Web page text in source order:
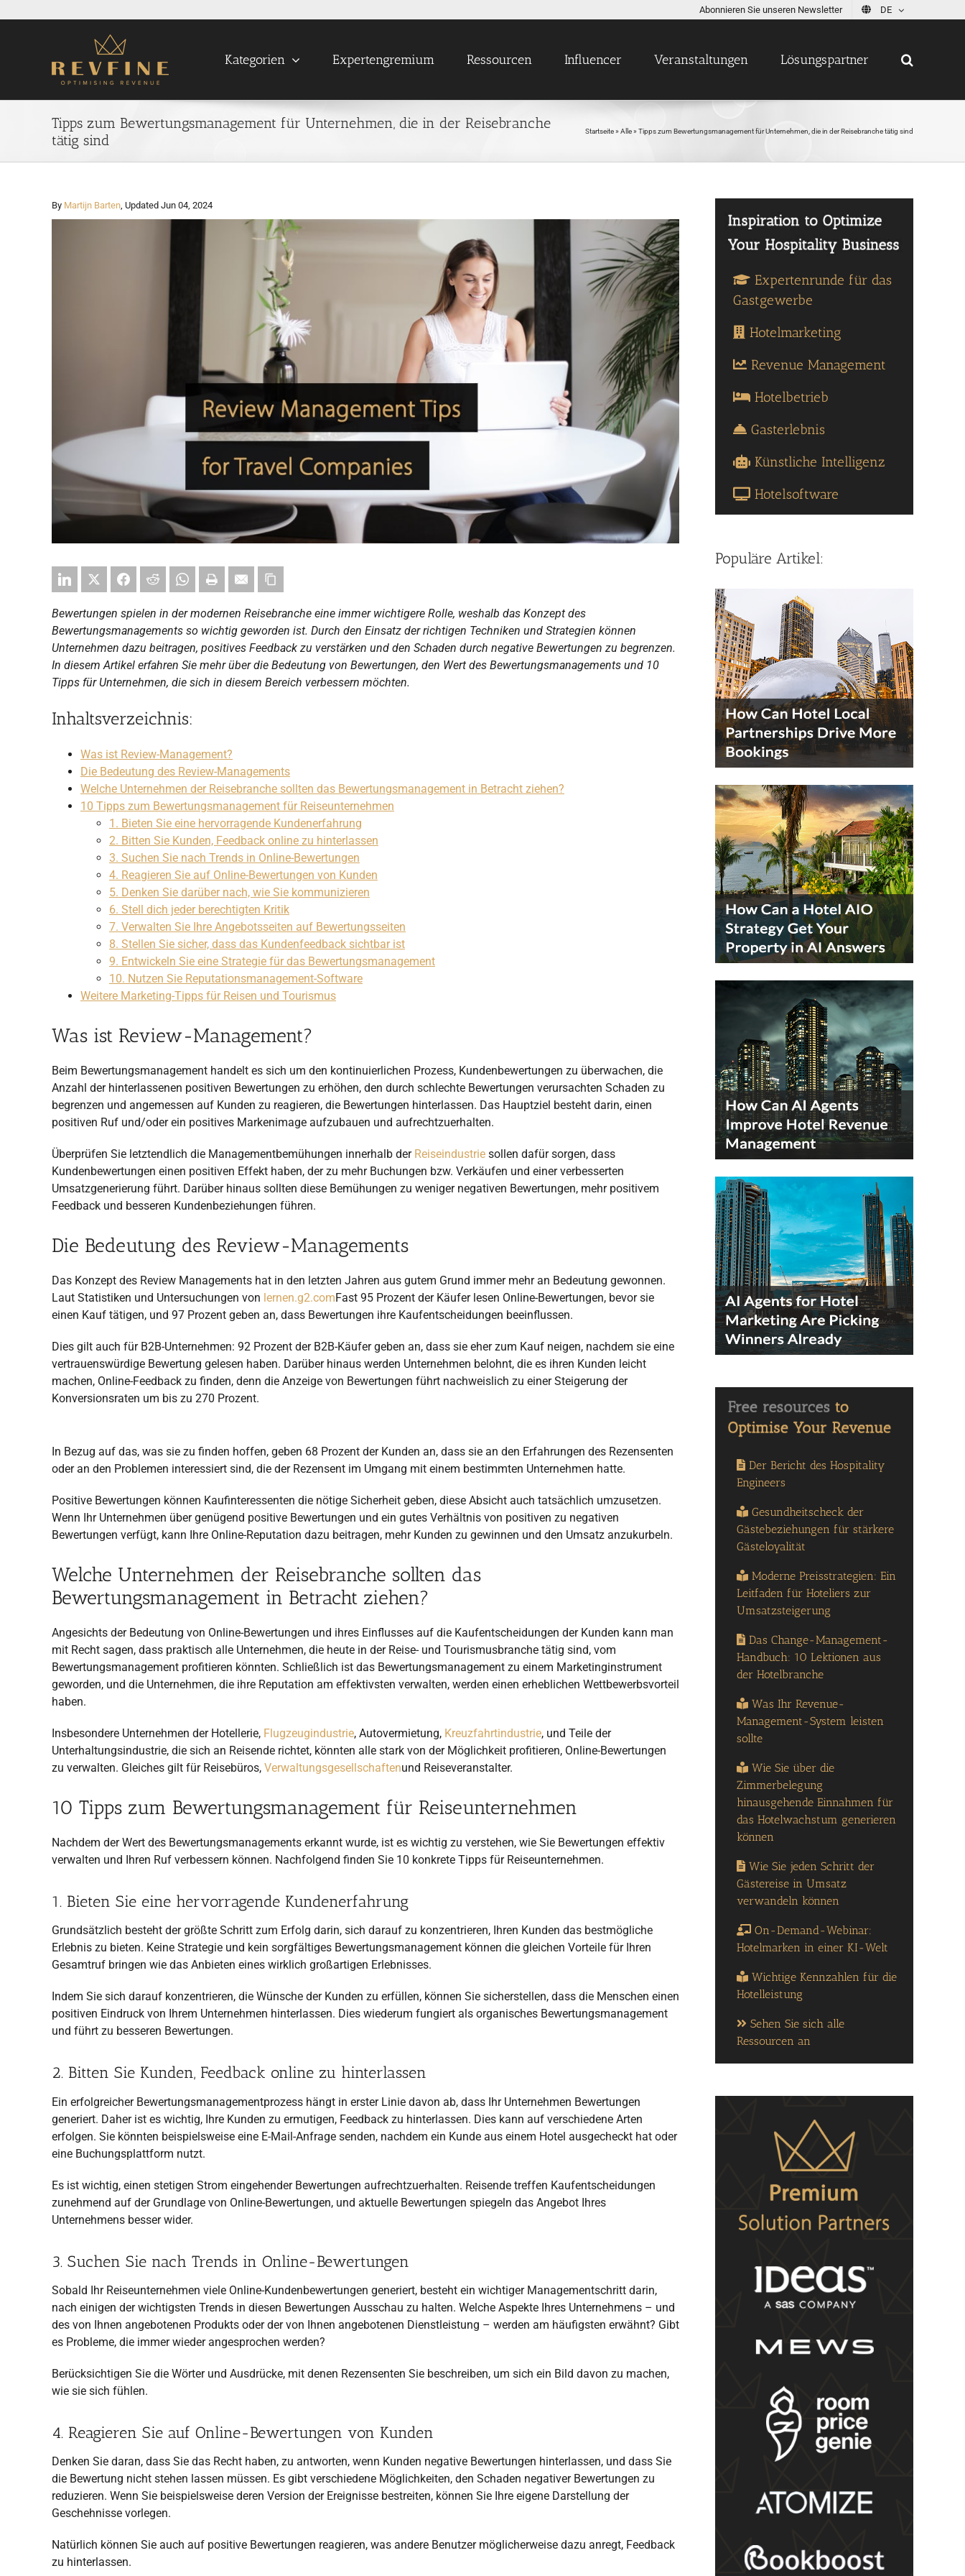
Abonnieren Sie unseren Newsletter DE
Kategorien Expertengremium Ressourcen Influencer Veranstaltungen Lösungspartner
Tipps zum Bewertungsmanagement für Unternehmen, die in der Reisebranche
tätig sind
Startseite» Alle» Tipps zum Bewertungsmanagement für Unternehmen, die in der Reisebranche tätig sind
By Martijn Barten, Updated Jun 04, 2024
Bewertungen spielen in der modernen Reisebranche eine immer wichtigere Rolle, weshalb das Konzept des
Bewertungsmanagements so wichtig geworden ist. Durch den Einsatz der richtigen Techniken und Strategien können
Unternehmen dazu beitragen, positives Feedback zu verstärken und den Schaden durch negative Bewertungen zu begrenzen.
In diesem Artikel erfahren Sie mehr über die Bedeutung von Bewertungen, den Wert des Bewertungsmanagements und 10
Tipps für Unternehmen, die sich in diesem Bereich verbessern möchten.
Inhaltsverzeichnis:
Was ist Review-Management?
Die Bedeutung des Review-Managements
Welche Unternehmen der Reisebranche sollten das Bewertungsmanagement in Betracht ziehen?
10 Tipps zum Bewertungsmanagement für Reiseunternehmen
1. Bieten Sie eine hervorragende Kundenerfahrung
2. Bitten Sie Kunden, Feedback online zu hinterlassen
3. Suchen Sie nach Trends in Online-Bewertungen
4. Reagieren Sie auf Online-Bewertungen von Kunden
5. Denken Sie darüber nach, wie Sie kommunizieren
6. Stell dich jeder berechtigten Kritik
7. Verwalten Sie Ihre Angebotsseiten auf Bewertungsseiten
8. Stellen Sie sicher, dass das Kundenfeedback sichtbar ist
9. Entwickeln Sie eine Strategie für das Bewertungsmanagement
10. Nutzen Sie Reputationsmanagement-Software
Weitere Marketing-Tipps für Reisen und Tourismus
Was ist Review-Management?
Beim Bewertungsmanagement handelt es sich um den kontinuierlichen Prozess, Kundenbewertungen zu überwachen, die
Anzahl der hinterlassenen positiven Bewertungen zu erhöhen, den durch schlechte Bewertungen verursachten Schaden zu
begrenzen und angemessen auf Kunden zu reagieren, die Bewertungen hinterlassen. Das Hauptziel besteht darin, einen
positiven Ruf und/oder ein positives Markenimage aufzubauen und aufrechtzuerhalten.
Überprüfen Sie letztendlich die Managementbemühungen innerhalb der Reiseindustrie sollen dafür sorgen, dass
Kundenbewertungen einen positiven Effekt haben, der zu mehr Buchungen bzw. Verkäufen und einer verbesserten
Umsatzgenerierung führt. Darüber hinaus sollten diese Bemühungen zu weniger negativen Bewertungen, mehr positivem
Feedback und besseren Kundenbeziehungen führen.
Die Bedeutung des Review-Managements
Das Konzept des Review Managements hat in den letzten Jahren aus gutem Grund immer mehr an Bedeutung gewonnen.
Laut Statistiken und Untersuchungen von lernen.g2.comFast 95 Prozent der Käufer lesen Online-Bewertungen, bevor sie
einen Kauf tätigen, und 97 Prozent geben an, dass Bewertungen ihre Kaufentscheidungen beeinflussen.
Dies gilt auch für B2B-Unternehmen: 92 Prozent der B2B-Käufer geben an, dass sie eher zum Kauf neigen, nachdem sie eine
vertrauenswürdige Bewertung gelesen haben. Darüber hinaus werden Unternehmen belohnt, die es ihren Kunden leicht
machen, Online-Feedback zu finden, denn die Anzeige von Bewertungen führt nachweislich zu einer Steigerung der
Konversionsraten um bis zu 270 Prozent.
In Bezug auf das, was sie zu finden hoffen, geben 68 Prozent der Kunden an, dass sie an den Erfahrungen des Rezensenten
oder an den Problemen interessiert sind, die der Rezensent im Umgang mit einem bestimmten Unternehmen hatte.
Positive Bewertungen können Kaufinteressenten die nötige Sicherheit geben, diese Absicht auch tatsächlich umzusetzen.
Wenn Ihr Unternehmen über genügend positive Bewertungen und ein gutes Verhältnis von positiven zu negativen
Bewertungen verfügt, kann Ihre Online-Reputation dazu beitragen, mehr Kunden zu gewinnen und den Umsatz anzukurbeln.
Welche Unternehmen der Reisebranche sollten das
Bewertungsmanagement in Betracht ziehen?
Angesichts der Bedeutung von Online-Bewertungen und ihres Einflusses auf die Kaufentscheidungen der Kunden kann man
mit Recht sagen, dass praktisch alle Unternehmen, die heute in der Reise- und Tourismusbranche tätig sind, vom
Bewertungsmanagement profitieren könnten. Schließlich ist das Bewertungsmanagement zu einem Marketinginstrument
geworden, und die Unternehmen, die ihre Reputation am effektivsten verwalten, werden einen erheblichen Wettbewerbsvorteil
haben.
Insbesondere Unternehmen der Hotellerie, Flugzeugindustrie, Autovermietung, Kreuzfahrtindustrie, und Teile der
Unterhaltungsindustrie, die sich an Reisende richtet, könnten alle stark von der Möglichkeit profitieren, Online-Bewertungen
zu verwalten. Gleiches gilt für Reisebüros, Verwaltungsgesellschaftenund Reiseveranstalter.
10 Tipps zum Bewertungsmanagement für Reiseunternehmen
Nachdem der Wert des Bewertungsmanagements erkannt wurde, ist es wichtig zu verstehen, wie Sie Bewertungen effektiv
verwalten und Ihren Ruf verbessern können. Nachfolgend finden Sie 10 konkrete Tipps für Reiseunternehmen.
1. Bieten Sie eine hervorragende Kundenerfahrung
Grundsätzlich besteht der größte Schritt zum Erfolg darin, sich darauf zu konzentrieren, Ihren Kunden das bestmögliche
Erlebnis zu bieten. Keine Strategie und kein sorgfältiges Bewertungsmanagement können die gleichen Vorteile für Ihren
Gesamtruf bringen wie das Anbieten eines wirklich großartigen Erlebnisses.
Indem Sie sich darauf konzentrieren, die Wünsche der Kunden zu erfüllen, können Sie sicherstellen, dass die Menschen einen
positiven Eindruck von Ihrem Unternehmen hinterlassen. Dies wiederum fungiert als organisches Bewertungsmanagement
und führt zu besseren Bewertungen.
2. Bitten Sie Kunden, Feedback online zu hinterlassen
Ein erfolgreicher Bewertungsmanagementprozess hängt in erster Linie davon ab, dass Ihr Unternehmen Bewertungen
generiert. Daher ist es wichtig, Ihre Kunden zu ermutigen, Feedback zu hinterlassen. Dies kann auf verschiedene Arten
erfolgen. Sie könnten beispielsweise eine E-Mail-Anfrage senden, nachdem ein Kunde aus einem Hotel ausgecheckt hat oder
eine Buchungsplattform nutzt.
Es ist wichtig, einen stetigen Strom eingehender Bewertungen aufrechtzuerhalten. Reisende treffen Kaufentscheidungen
zunehmend auf der Grundlage von Online-Bewertungen, und aktuelle Bewertungen spiegeln das Angebot Ihres
Unternehmens besser wider.
3. Suchen Sie nach Trends in Online-Bewertungen
Sobald Ihr Reiseunternehmen viele Online-Kundenbewertungen generiert, besteht ein wichtiger Managementschritt darin,
nach einigen der wichtigsten Trends in diesen Bewertungen Ausschau zu halten. Welche Aspekte Ihres Unternehmens – und
des von Ihnen angebotenen Produkts oder der von Ihnen angebotenen Dienstleistung – werden am häufigsten erwähnt? Gibt
es Probleme, die immer wieder angesprochen werden?
Berücksichtigen Sie die Wörter und Ausdrücke, mit denen Rezensenten Sie beschreiben, um sich ein Bild davon zu machen,
wie sie sich fühlen.
4. Reagieren Sie auf Online-Bewertungen von Kunden
Denken Sie daran, dass Sie das Recht haben, zu antworten, wenn Kunden negative Bewertungen hinterlassen, und dass Sie
die Bewertung nicht stehen lassen müssen. Es gibt verschiedene Möglichkeiten, den Schaden negativer Bewertungen zu
reduzieren. Wenn Sie beispielsweise deren Version der Ereignisse bestreiten, können Sie Ihre eigene Darstellung der
Geschehnisse vorlegen.
Natürlich können Sie auch auf positive Bewertungen reagieren, was andere Benutzer möglicherweise dazu anregt, Feedback
zu hinterlassen.
Expertenrunde für das
Gastgewerbe
Hotelmarketing
Revenue Management
Hotelbetrieb
Gasterlebnis
Künstliche Intelligenz
Hotelsoftware
Populäre Artikel:
Der Bericht des Hospitality
Engineers
Gesundheitscheck der
Gästebeziehungen für stärkere
Gästeloyalität
Moderne Preisstrategien: Ein
Leitfaden für Hoteliers zur
Umsatzsteigerung
Das Change-Management-
Handbuch: 10 Lektionen aus
der Hotelbranche
Was Ihr Revenue-
Management-System leisten
sollte
Wie Sie über die
Zimmerbelegung
hinausgehende Einnahmen für
das Hotelwachstum generieren
können
Wie Sie jeden Schritt der
Gästereise in Umsatz
verwandeln können
On-Demand-Webinar:
Hotelmarken in einer KI-Welt
Wichtige Kennzahlen für die
Hotelleistung
Sehen Sie sich alle
Ressourcen an